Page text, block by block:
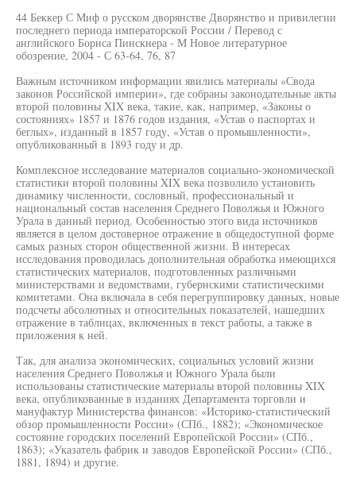
44 Беккер С Миф о русском дворянстве Дворянство и привилегии
последнего периода императорской России / Перевод с
английского Бориса Пинскнера - М Новое литературное
обозрение, 2004 - С 63-64, 76, 87
Важным источником информации явились материалы «Свода
законов Российской империи», где собраны законодательные акты
второй половины XIX века, такие, как, например, «Законы о
состояниях» 1857 и 1876 годов издания, «Устав о паспортах и
беглых», изданный в 1857 году, «Устав о промышленности»,
опубликованный в 1893 году и др.
Комплексное исследование материалов социально-экономической
статистики второй половины XIX века позволило установить
динамику численности, сословный, профессиональный и
национальный состав населения Среднего Поволжья и Южного
Урала в данный период. Особенностью этого вида источников
является в целом достоверное отражение в общедоступной форме
самых разных сторон общественной жизни. В интересах
исследования проводилась дополнительная обработка имеющихся
статистических материалов, подготовленных различными
министерствами и ведомствами, губернскими статистическими
комитетами. Она включала в себя перегруппировку данных, новые
подсчеты абсолютных и относительных показателей, нашедших
отражение в таблицах, включенных в текст работы, а также в
приложения к ней.
Так, для анализа экономических, социальных условий жизни
населения Среднего Поволжья и Южного Урала были
использованы статистические материалы второй половины XIX
века, опубликованные в изданиях Департамента торговли и
мануфактур Министерства финансов: «Историко-статистический
обзор промышленности России» (СПб., 1882); «Экономическое
состояние городских поселений Европейской России» (СПб.,
1863); «Указатель фабрик и заводов Европейской России» (СПб.,
1881, 1894) и другие.